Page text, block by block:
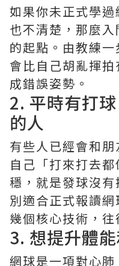
如果你未正式學
也不清楚，那麼
的起點。由教練一
會比自己胡亂揮
成錯誤姿勢。
2. 平時有打
的人
有些人已經會和
自己「打來打去
穩，就是發球沒
別適合正式報讀
幾個核心技術，往
3. 想提升體
網球是一項對心